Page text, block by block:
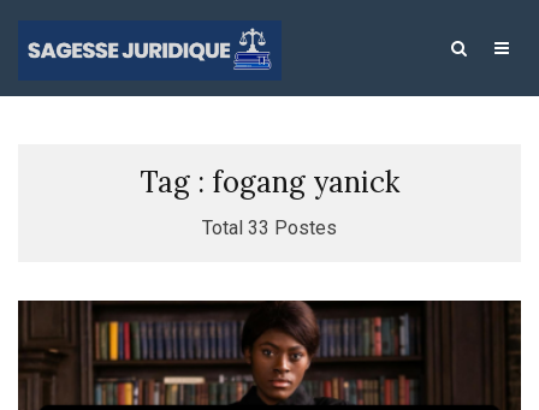
Tag : fogang yanick
Total 33 Postes